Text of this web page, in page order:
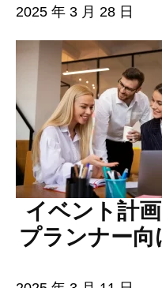
2025 年 3 月 28 日
イベント計
プランナー